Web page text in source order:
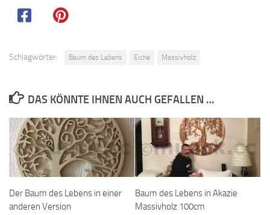
Schlagwörter: Baum des Lebens Eiche Massivholz
DAS KÖNNTE IHNEN AUCH GEFALLEN …
Der Baum des Lebens in einer
anderen Version
Baum des Lebens in Akazie
Massivholz 100cm